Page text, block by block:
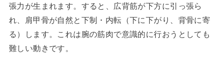
張力が生まれます。すると、広背筋が下方に引っ張ら
れ、肩甲骨が自然と下制・内転（下に下がり、背骨に寄
る）します。これは腕の筋肉で意識的に行おうとしても
難しい動きです。